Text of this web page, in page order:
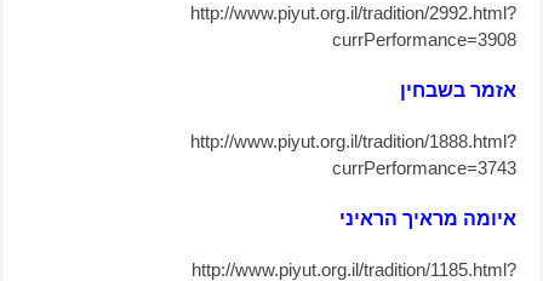
http://www.piyut.org.il/tradition/2992.html?
currPerformance=3908
אזמר בשבחין
http://www.piyut.org.il/tradition/1888.html?
currPerformance=3743
איומה מראיך הראיני
http://www.piyut.org.il/tradition/1185.html?